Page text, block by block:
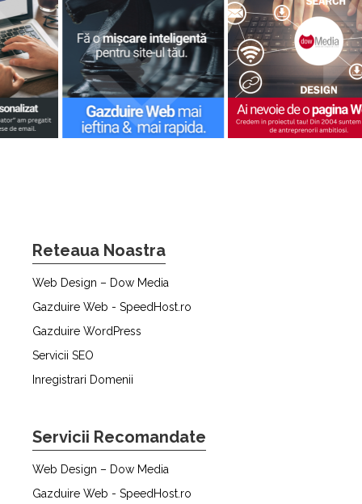
Reteaua Noastra
Web Design – Dow Media
Gazduire Web - SpeedHost.ro
Gazduire WordPress
Servicii SEO
Inregistrari Domenii
Servicii Recomandate
Web Design – Dow Media
Gazduire Web - SpeedHost.ro